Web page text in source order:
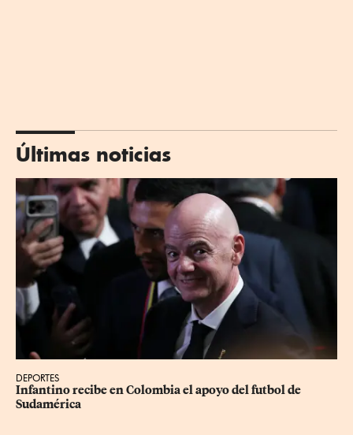
Últimas noticias
DEPORTES
Infantino recibe en Colombia el apoyo del futbol de
Sudamérica